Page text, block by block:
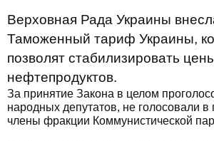
Верховная Рада Украины
Таможенный тариф Украины,
позволят стабилизировать
нефтепродуктов.
За принятие Закона в целом
народных депутатов, не голосовали в
члены фракции Коммунистической